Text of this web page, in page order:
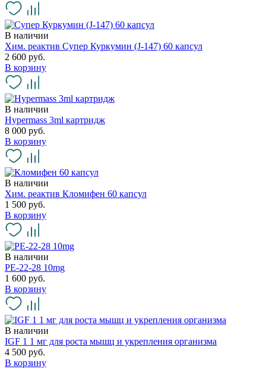
В наличии
Хим. реактив Супер Куркумин (J-147) 60 капсул
2 600 руб.
В корзину
В наличии
Hypermass 3ml картридж
8 000 руб.
В корзину
В наличии
Хим. реактив Кломифен 60 капсул
1 500 руб.
В корзину
В наличии
PE-22-28 10mg
1 600 руб.
В корзину
В наличии
IGF 1 1 мг для роста мышц и укрепления организма
4 500 руб.
В корзину